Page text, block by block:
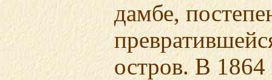
дамбе,
остров. В 1864